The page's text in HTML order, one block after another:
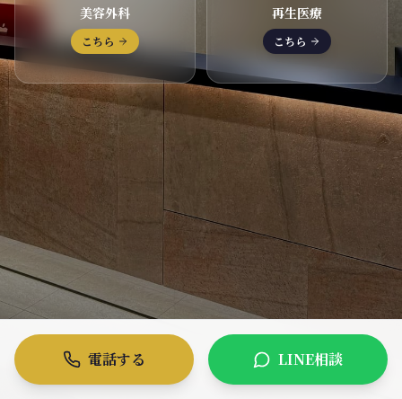
美容外科
こちら
再生医療
こちら
電話する LINE相談